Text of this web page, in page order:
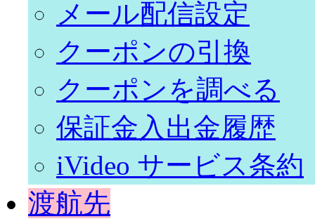
メール配信設定
クーポンの引換
クーポンを調べる
保証金入出金履歴
iVideo サービス条約
渡航先